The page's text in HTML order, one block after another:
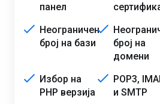
панел
Неограничен
број на бази
број на
домени
Избор на
PHP верзија
POP3,
и SMTP